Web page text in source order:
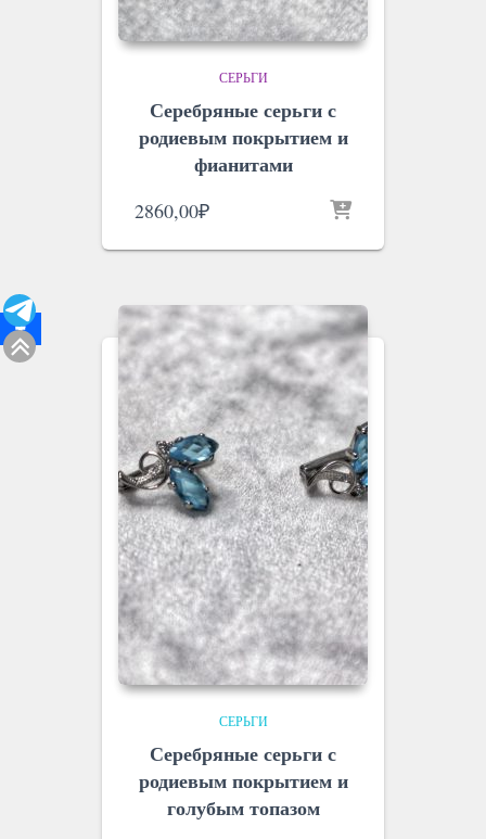
СЕРЬГИ
Серебряные серьги с
родиевым покрытием и
фианитами
2860,00₽
СЕРЬГИ
Серебряные серьги с
родиевым покрытием и
голубым топазом